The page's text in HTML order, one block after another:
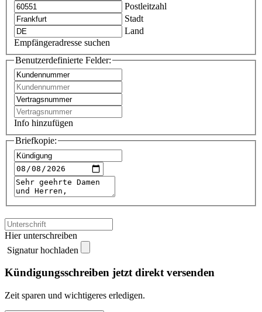
Postleitzahl
Stadt
Land
Empfängeradresse suchen
Benutzerdefinierte Felder:
Info hinzufügen
Briefkopie:
Hier unterschreiben
Signatur hochladen
Kündigungsschreiben jetzt direkt versenden
Zeit sparen und wichtigeres erledigen.